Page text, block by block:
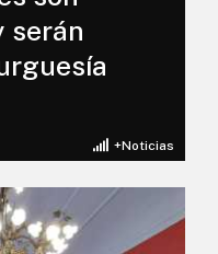
+Noticias
serán